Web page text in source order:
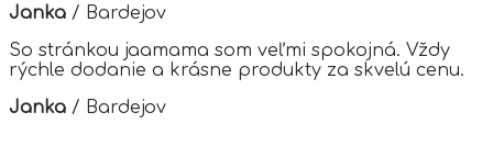
Janka / Bardejov
So stránkou jaamama som veľmi spokojná. Vždy
rýchle dodanie a krásne produkty za skvelú cenu.
Janka / Bardejov